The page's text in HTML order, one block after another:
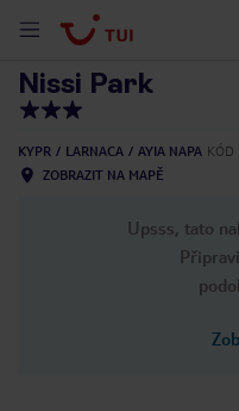
Nissi Park
KYPR LARNACA AYIA NAPA KÓD
ZOBRAZIT NA MAPĚ
Upsss, tato